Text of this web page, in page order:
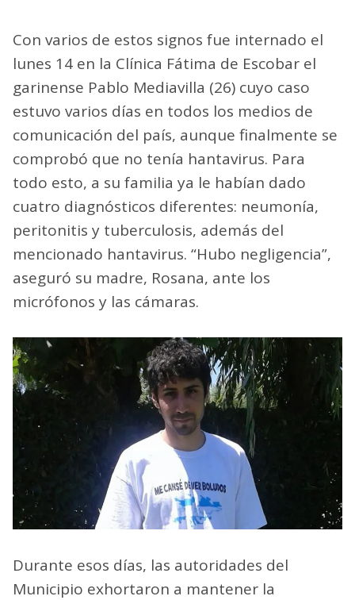
Con varios de estos signos fue internado el
lunes 14 en la Clínica Fátima de Escobar el
garinense Pablo Mediavilla (26) cuyo caso
estuvo varios días en todos los medios de
comunicación del país, aunque finalmente se
comprobó que no tenía hantavirus. Para
todo esto, a su familia ya le habían dado
cuatro diagnósticos diferentes: neumonía,
peritonitis y tuberculosis, además del
mencionado hantavirus. “Hubo negligencia”,
aseguró su madre, Rosana, ante los
micrófonos y las cámaras.
Durante esos días, las autoridades del
Municipio exhortaron a mantener la